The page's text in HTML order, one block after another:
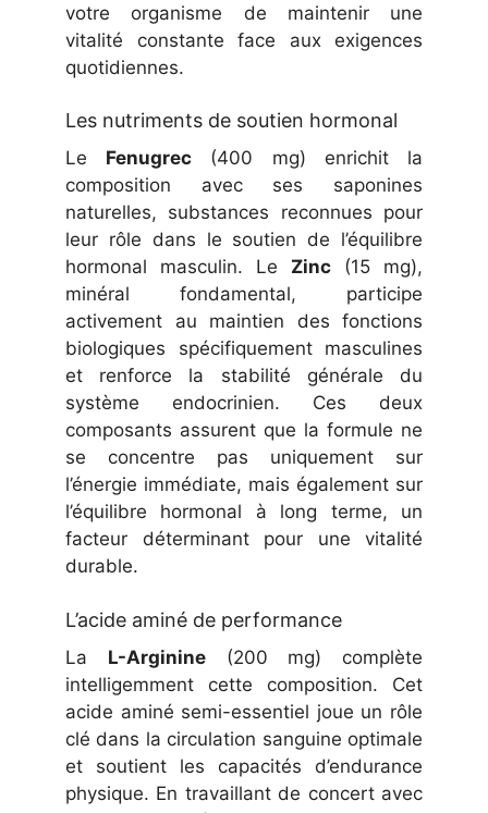
votre organisme de maintenir une
vitalité constante face aux exigences
quotidiennes.
Les nutriments de soutien hormonal
Le Fenugrec (400 mg) enrichit la
composition avec ses saponines
naturelles, substances reconnues pour
leur rôle dans le soutien de l’équilibre
hormonal masculin. Le Zinc (15 mg),
minéral fondamental, participe
activement au maintien des fonctions
biologiques spécifiquement masculines
et renforce la stabilité générale du
système endocrinien. Ces deux
composants assurent que la formule ne
se concentre pas uniquement sur
l’énergie immédiate, mais également sur
l’équilibre hormonal à long terme, un
facteur déterminant pour une vitalité
durable.
L’acide aminé de performance
La L-Arginine(200 mg) complète
intelligemment cette composition. Cet
acide aminé semi-essentiel joue un rôle
clé dans la circulation sanguine optimale
et soutient les capacités d’endurance
physique. En travaillant de concert avec